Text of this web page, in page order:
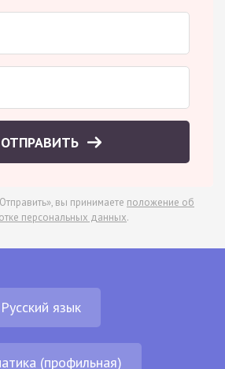
ОТПРАВИТЬ
вы принимаете положение об
персональных данных.
Русский язык
(профильная)